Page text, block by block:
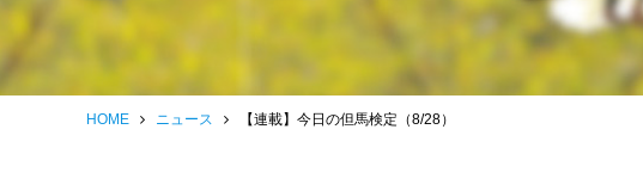
HOME ニュース 【連載】今日の但馬検定（8/28）